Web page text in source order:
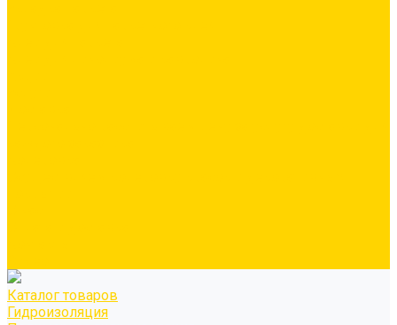
Каталог товаров
Гидроизоляция